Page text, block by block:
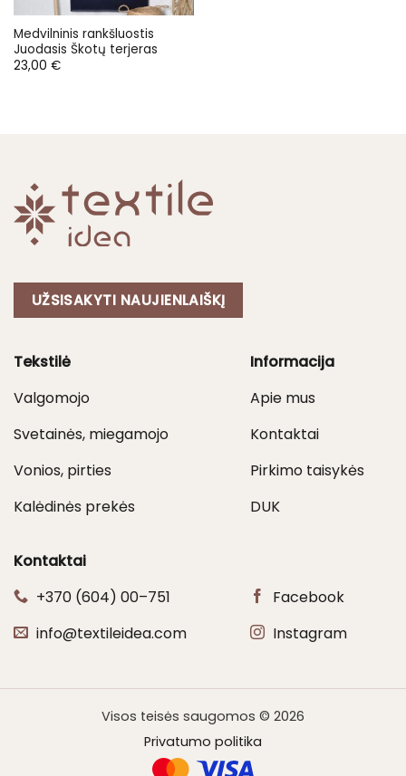
Medvilninis rankšluostis
Juodasis Škotų terjeras
23,00 €
UŽSISAKYTI NAUJIENLAIŠKĮ
Tekstilė
Valgomojo
Svetainės, miegamojo
Vonios, pirties
Kalėdinės prekės
Informacija
Apie mus
Kontaktai
Pirkimo taisykės
DUK
Kontaktai
+370 (604) 00–751
info@textileidea.com
Facebook
Instagram
Visos teisės saugomos © 2026
Privatumo politika